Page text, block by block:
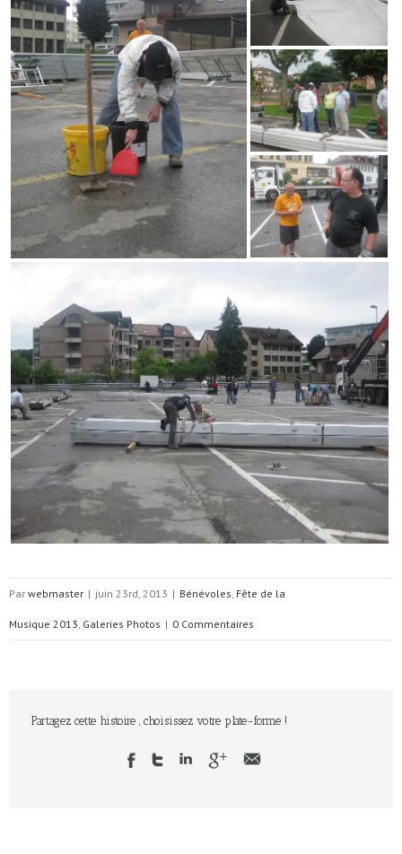
Par webmaster | juin 23rd, 2013 | Bénévoles, Fête de la
Musique 2013, Galeries Photos | 0 Commentaires
Partagez cette histoire , choisissez votre plate-forme !